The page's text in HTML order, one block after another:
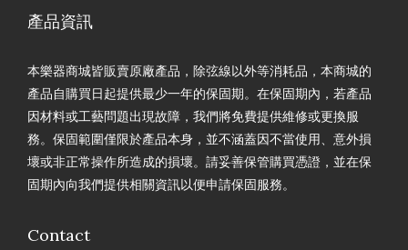
產品資訊
本樂器商城皆販賣原廠產品，除弦線以外等消耗品，本商城的
產品自購買日起提供最少一年的保固期。在保固期內，若產品
因材料或工藝問題出現故障，我們將免費提供維修或更換服
務。保固範圍僅限於產品本身，並不涵蓋因不當使用、意外損
壞或非正常操作所造成的損壞。請妥善保管購買憑證，並在保
固期內向我們提供相關資訊以便申請保固服務。
Contact